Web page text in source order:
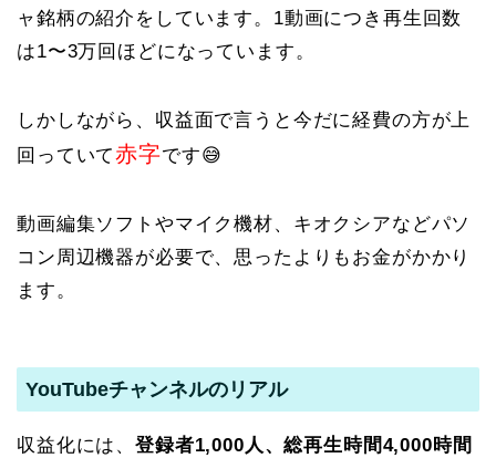
ャ銘柄の紹介をしています。1動画につき再生回数
は1〜3万回ほどになっています。
しかしながら、収益面で言うと今だに経費の方が上
回っていて赤字です😅
動画編集ソフトやマイク機材、キオクシアなどパソ
コン周辺機器が必要で、思ったよりもお金がかかり
ます。
YouTubeチャンネルのリアル
収益化には、登録者1,000人、総再生時間4,000時間